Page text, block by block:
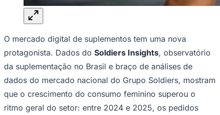
Brasileirão Série A
Brasileirão Série B
Copa do Brasil
Sul-Americana
Copa América
Champions League
Premier League
La Liga
Mundial 2026
O mercado digital de suplementos tem uma nova
protagonista. Dados do Soldiers Insights, observatório
da suplementação no Brasil e braço de análises de
dados do mercado nacional do Grupo Soldiers, mostram
que o crescimento do consumo feminino superou o
ritmo geral do setor: entre 2024 e 2025, os pedidos